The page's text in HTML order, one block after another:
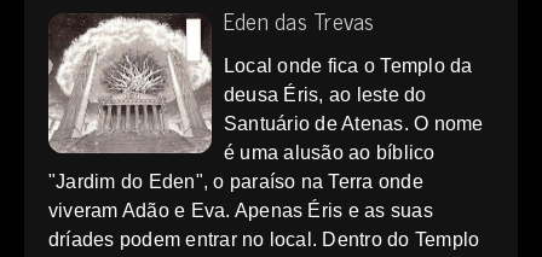
Eden das Trevas
Local onde fica o Templo da
deusa Éris, ao leste do
Santuário de Atenas. O nome
é uma alusão ao bíblico
"Jardim do Eden", o paraíso na Terra onde
viveram Adão e Eva. Apenas Éris e as suas
dríades podem entrar no local. Dentro do Templo